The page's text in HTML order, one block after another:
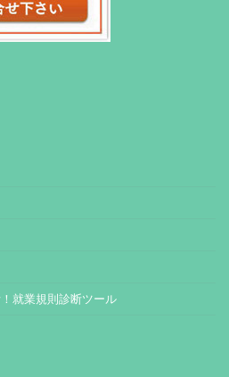
就業規則診断ツール